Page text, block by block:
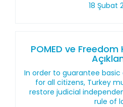
18 Şubat
POMED ve
In order to guarantee
for all citizens, Turkey
restore judicial
rule of